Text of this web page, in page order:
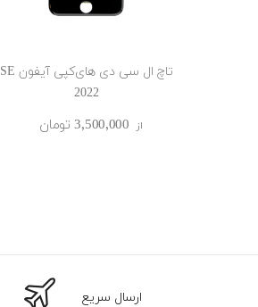
تاچ ال سی دی های‌کپی آیفون SE
2022
از 3٬500٬000 ‎تومان
ارسال سریع